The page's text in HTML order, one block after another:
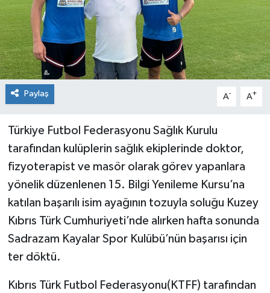
Paylaş A- A+
Türkiye Futbol Federasyonu Sağlık Kurulu
tarafından kulüplerin sağlık ekiplerinde doktor,
fizyoterapist ve masör olarak görev yapanlara
yönelik düzenlenen 15. Bilgi Yenileme Kursu’na
katılan başarılı isim ayağının tozuyla soluğu Kuzey
Kıbrıs Türk Cumhuriyeti’nde alırken hafta sonunda
Sadrazam Kayalar Spor Kulübü’nün başarısı için
ter döktü.
Kıbrıs Türk Futbol Federasyonu(KTFF) tarafından